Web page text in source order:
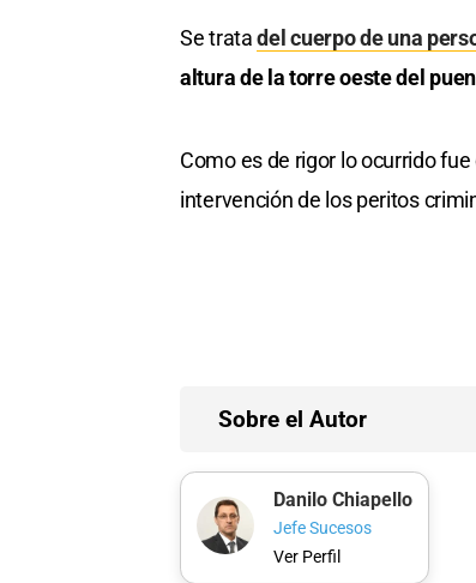
Se tratadel cuerpo de una
altura de la torre oeste del
Como es de rigor lo ocurrido
intervención de los peritos
Sobre el Autor
Danilo Chiapello
Jefe Sucesos
Ver Perfil